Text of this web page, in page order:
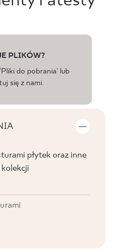
PLIKÓW?
do pobrania' lub
się z nami.
płytek oraz inne